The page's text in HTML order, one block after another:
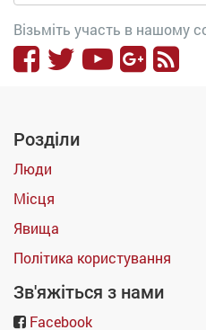
Візьміть участь в нашому
Розділи
Люди
Місця
Явища
Політика користування
Зв'яжіться з нами
Facebook